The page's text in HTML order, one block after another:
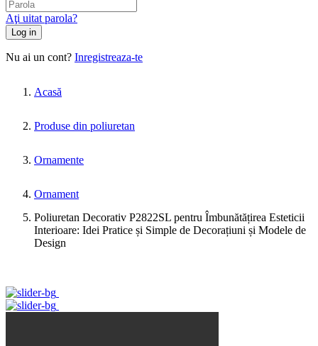
Aţi uitat parola?
Log in
Nu ai un cont? Inregistreaza-te
Acasă
Produse din poliuretan
Ornamente
Ornament
Poliuretan Decorativ P2822SL pentru Îmbunătățirea Esteticii
Interioare: Idei Pratice și Simple de Decorațiuni și Modele de
Design